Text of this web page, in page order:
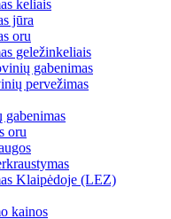
keliais
jūra
oru
geležinkeliais
gabenimas
pervežimas
oru
Klaipėdoje (LEZ)
kainos